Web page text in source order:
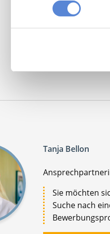
Tanja Bellon
Sie möchten
Suche nach